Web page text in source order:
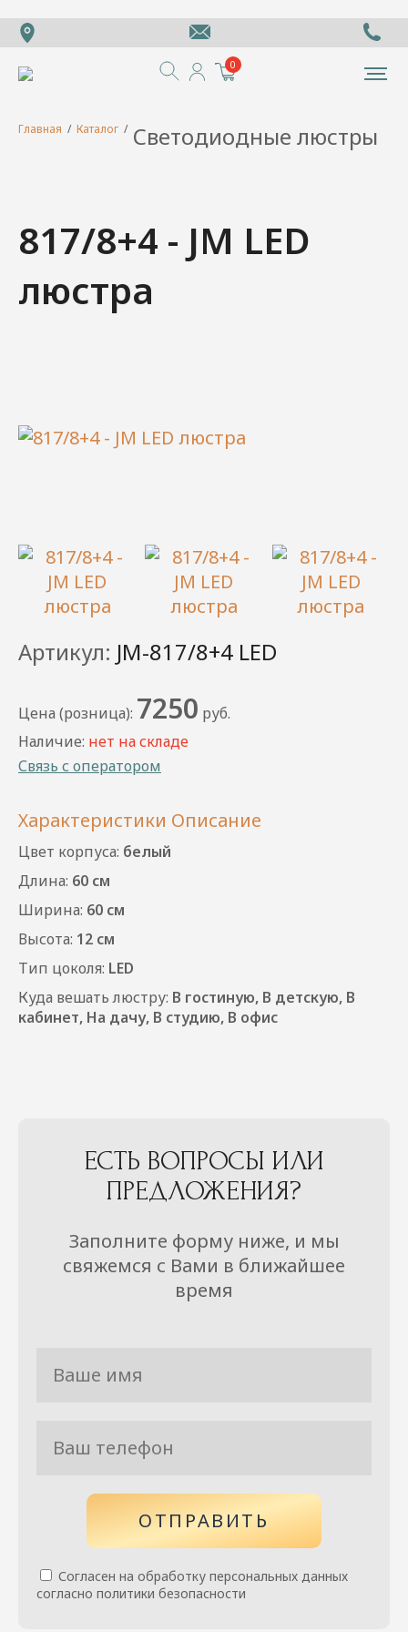
0
Главная / Каталог / Светодиодные люстры
817/8+4 - JM LED
люстра
Артикул: JM-817/8+4 LED
Цена (розница): 7250 руб.
Наличие: нет на складе
Связь с оператором
Характеристики Описание
Цвет корпуса: белый
Длина: 60 см
Ширина: 60 см
Высота: 12 см
Тип цоколя: LED
Куда вешать люстру: В гостиную, В детскую, В
кабинет, На дачу, В студию, В офис
ЕСТЬ ВОПРОСЫ ИЛИ
ПРЕДЛОЖЕНИЯ?
Заполните форму ниже, и мы
свяжемся с Вами в ближайшее
время
ОТПРАВИТЬ
Согласен на обработку персональных данных
согласно политики безопасности